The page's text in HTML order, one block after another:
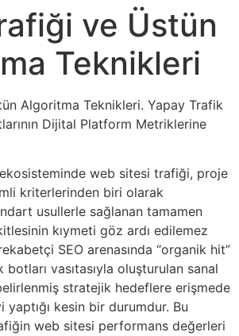
ve Üstün
Teknikleri
Algoritma Teknikleri. Yapay Trafik
Dijital Platform Metriklerine
web sitesi trafiği, proje
kriterlerinden biri olarak
usullerle sağlanan tamamen
kıymeti göz ardı edilemez
SEO arenasında “organik hit”
vasıtasıyla oluşturulan sanal
stratejik hedeflere erişmede
kesin bir durumdur. Bu
web sitesi performans değerleri